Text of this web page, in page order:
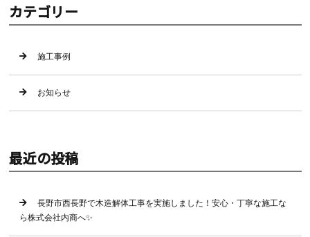
カテゴリー
施工事例
お知らせ
最近の投稿
長野市西長野で木造解体工事を実施しました！安心・丁寧な施工な
ら株式会社内商へ✨